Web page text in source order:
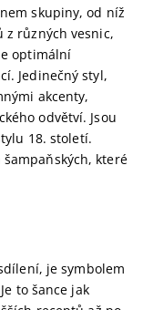
skupiny, od níž
z různých vesnic,
optimální
Jedinečný styl,
akcenty,
odvětví. Jsou
18. století.
které
je symbolem
to šance jak